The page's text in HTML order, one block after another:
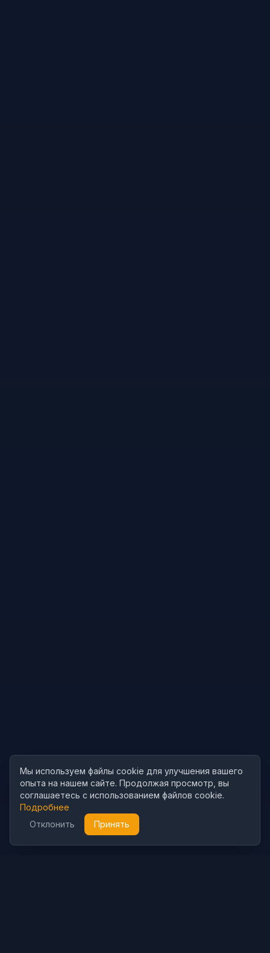
Мы используем файлы cookie для улучшения вашего
опыта на нашем сайте. Продолжая просмотр, вы
соглашаетесь с использованием файлов cookie.
Подробнее
Отклонить
Принять